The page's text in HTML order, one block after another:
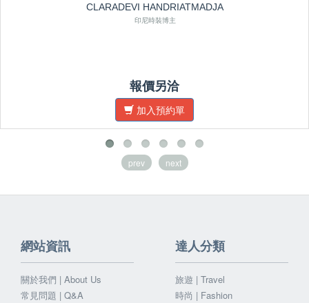
CLARADEVI HANDRIATMADJA
印尼時裝博主
報價另洽
加入預約單
prev next
網站資訊
關於我們 | About Us
常見問題 | Q&A
達人分類
旅遊 | Travel
時尚 | Fashion